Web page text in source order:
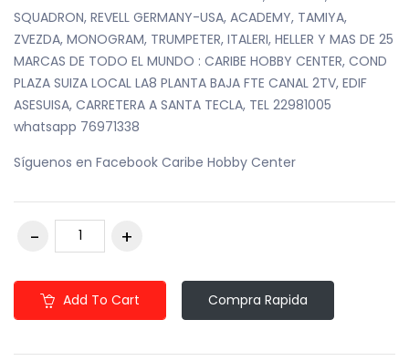
SQUADRON, REVELL GERMANY-USA, ACADEMY, TAMIYA,
ZVEZDA, MONOGRAM, TRUMPETER, ITALERI, HELLER Y MAS DE 25
MARCAS DE TODO EL MUNDO : CARIBE HOBBY CENTER, COND
PLAZA SUIZA LOCAL LA8 PLANTA BAJA FTE CANAL 2TV, EDIF
ASESUISA, CARRETERA A SANTA TECLA, TEL 22981005
whatsapp 76971338
Síguenos en Facebook Caribe Hobby Center
Add To Cart Compra Rapida